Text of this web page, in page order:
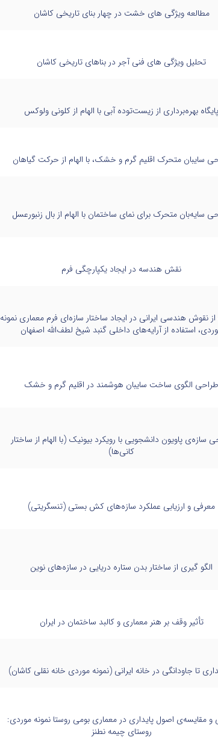
مطالعه ویژگی های خشت در چهار بنای تاریخی کاشان
تحلیل ویژگی های فنی آجر در بناهای تاریخی کاشان
پایگاه بهره‌برداری از زیست‌توده آبی با الهام از کلونی ولوکس
سایبان متحرک اقلیم گرم و خشک، با الهام از حرکت گیاهان
سایه‌بان متحرک برای نمای ساختمان با الهام از بال زنبورعسل
نقش هندسه در ایجاد یکپارچگی فرم
از نقوش هندسی ایرانی در ایجاد ساختار سازه‌ای فرم معماری نمونه
استفاده از آرایه‌های داخلی گنبد شیخ لطف‌الله اصفهان
طراحی الگوی ساخت سایبان هوشمند در اقلیم گرم و خشک
سازه‌ی پاویون دانشجویی با رویکرد بیونیک (با الهام از ساختار
کانی‌ها)
معرفی و ارزیابی عملکرد سازه‌های کش بستی (تنسگریتی)
الگو گیری از ساختار بدن ستاره دریایی در سازه‌های نوین
تأثیر وقف بر هنر معماری و کالبد ساختمان در ایران
تا جاودانگی در خانه ایرانی (نمونه موردی خانه نقلی کاشان)
و مقایسه‌ی اصول پایداری در معماری بومی روستا نمونه موردی:
روستای چیمه نطنز